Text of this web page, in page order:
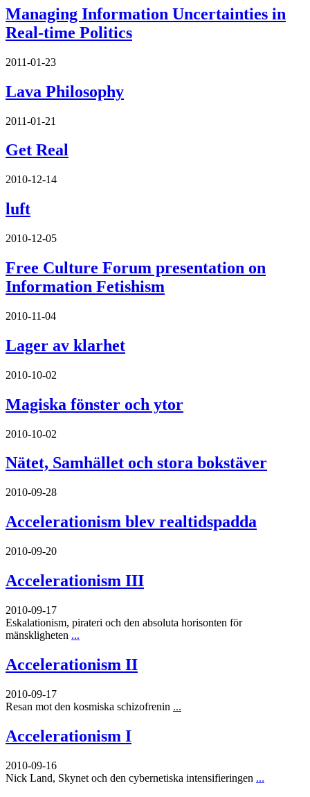
Managing Information Uncertainties in
Real-time Politics
2011-01-23
Lava Philosophy
2011-01-21
Get Real
2010-12-14
luft
2010-12-05
Free Culture Forum presentation on
Information Fetishism
2010-11-04
Lager av klarhet
2010-10-02
Magiska fönster och ytor
2010-10-02
Nätet, Samhället och stora bokstäver
2010-09-28
Accelerationism blev realtidspadda
2010-09-20
Accelerationism III
2010-09-17
Eskalationism, pirateri och den absoluta horisonten för
mänskligheten ...
Accelerationism II
2010-09-17
Resan mot den kosmiska schizofrenin ...
Accelerationism I
2010-09-16
Nick Land, Skynet och den cybernetiska intensifieringen ...